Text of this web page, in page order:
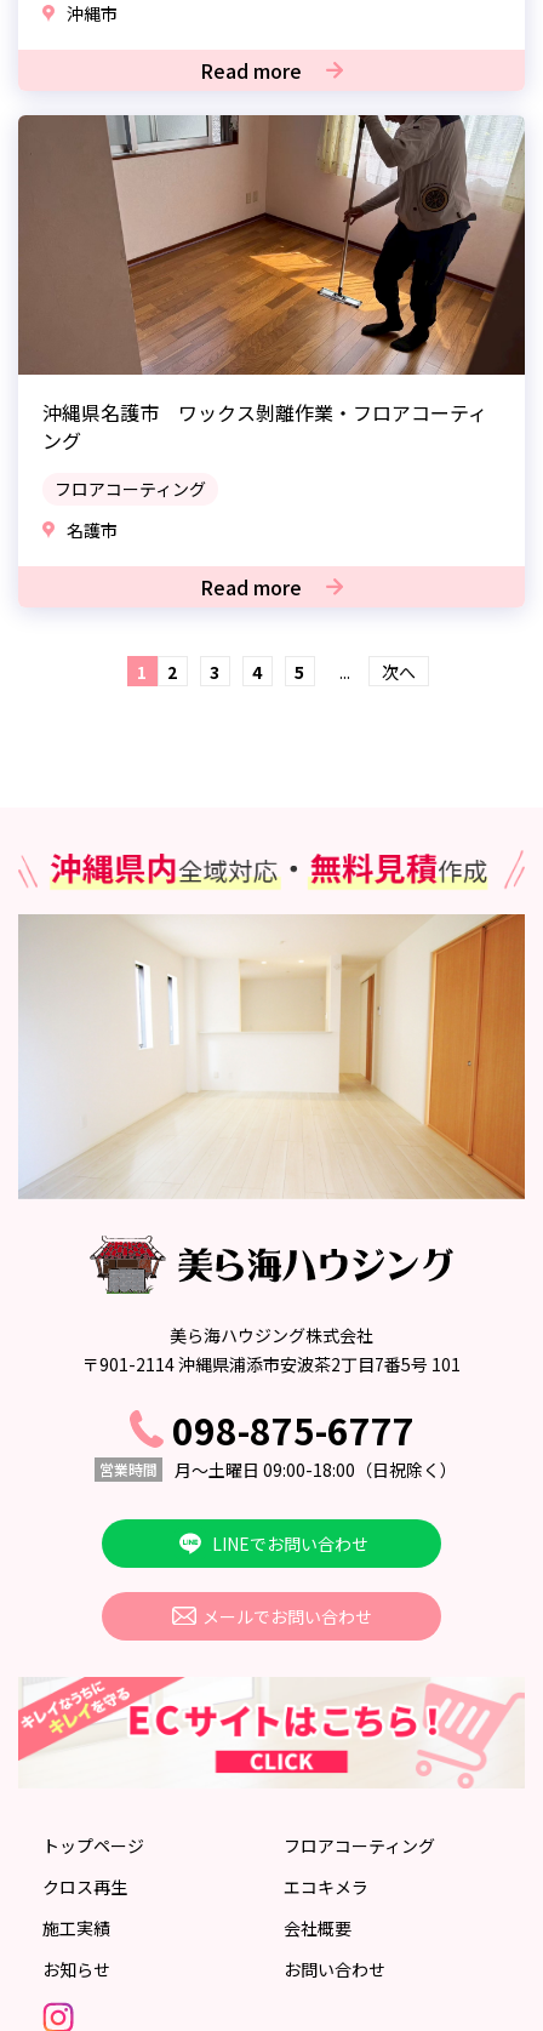
沖縄市
Read more
沖縄県名護市 ワックス剝離作業・フロアコーティ
ング
フロアコーティング
名護市
Read more
1 2 3 4 5 ... 次へ
美ら海ハウジング株式会社
〒901-2114 沖縄県浦添市安波茶2丁目7番5号 101
098-875-6777
営業時間 月〜土曜日 09:00-18:00 （日祝除く）
LINEでお問い合わせ
メールでお問い合わせ
トップページ
フロアコーティング
クロス再生
エコキメラ
施工実績
会社概要
お知らせ
お問い合わせ